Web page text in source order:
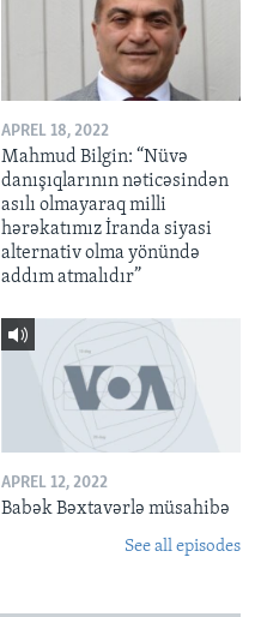
APREL 18, 2022
Mahmud Bilgin: “Nüvə
danışıqlarının nəticəsindən
asılı olmayaraq milli
hərəkatımız İranda siyasi
alternativ olma yönündə
addım atmalıdır”
APREL 12, 2022
Babək Bəxtavərlə müsahibə
See all episodes